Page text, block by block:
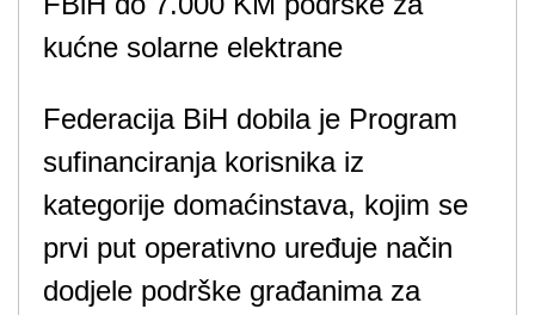
Federacija BiH dobila je Program
sufinanciranja korisnika iz
kategorije domaćinstava, kojim se
prvi put operativno uređuje način
dodjele podrške građanima za